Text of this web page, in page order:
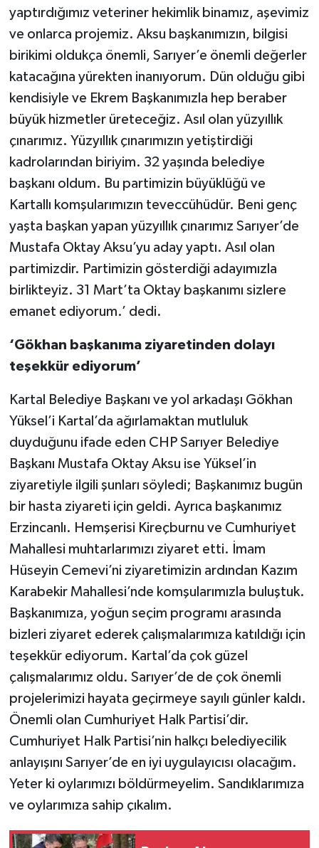
yaptırdığımız veteriner hekimlik binamız, aşevimiz
ve onlarca projemiz. Aksu başkanımızın, bilgisi
birikimi oldukça önemli, Sarıyer’e önemli değerler
katacağına yürekten inanıyorum. Dün olduğu gibi
kendisiyle ve Ekrem Başkanımızla hep beraber
büyük hizmetler üreteceğiz. Asıl olan yüzyıllık
çınarımız. Yüzyıllık çınarımızın yetiştirdiği
kadrolarından biriyim. 32 yaşında belediye
başkanı oldum. Bu partimizin büyüklüğü ve
Kartallı komşularımızın teveccühüdür. Beni genç
yaşta başkan yapan yüzyıllık çınarımız Sarıyer’de
Mustafa Oktay Aksu’yu aday yaptı. Asıl olan
partimizdir. Partimizin gösterdiği adayımızla
birlikteyiz. 31 Mart’ta Oktay başkanımı sizlere
emanet ediyorum.’ dedi.
‘Gökhan başkanıma ziyaretinden dolayı
teşekkür ediyorum’
Kartal Belediye Başkanı ve yol arkadaşı Gökhan
Yüksel’i Kartal’da ağırlamaktan mutluluk
duyduğunu ifade eden CHP Sarıyer Belediye
Başkanı Mustafa Oktay Aksu ise Yüksel’in
ziyaretiyle ilgili şunları söyledi; Başkanımız bugün
bir hasta ziyareti için geldi. Ayrıca başkanımız
Erzincanlı. Hemşerisi Kireçburnu ve Cumhuriyet
Mahallesi muhtarlarımızı ziyaret etti. İmam
Hüseyin Cemevi’ni ziyaretimizin ardından Kazım
Karabekir Mahallesi’nde komşularımızla buluştuk.
Başkanımıza, yoğun seçim programı arasında
bizleri ziyaret ederek çalışmalarımıza katıldığı için
teşekkür ediyorum. Kartal’da çok güzel
çalışmalarımız oldu. Sarıyer’de de çok önemli
projelerimizi hayata geçirmeye sayılı günler kaldı.
Önemli olan Cumhuriyet Halk Partisi’dir.
Cumhuriyet Halk Partisi’nin halkçı belediyecilik
anlayışını Sarıyer’de en iyi uygulayıcısı olacağım.
Yeter ki oylarımızı böldürmeyelim. Sandıklarımıza
ve oylarımıza sahip çıkalım.